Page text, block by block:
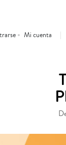
Mi cuenta